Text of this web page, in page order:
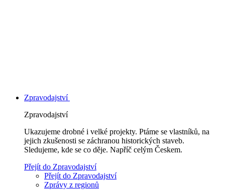
Zpravodajství
Zpravodajství
Ukazujeme drobné i velké projekty. Ptáme se vlastníků, na
jejich zkušenosti se záchranou historických staveb.
Sledujeme, kde se co děje. Napříč celým Českem.
Přejít do Zpravodajství
Přejít do Zpravodajství
Zprávy z regionů